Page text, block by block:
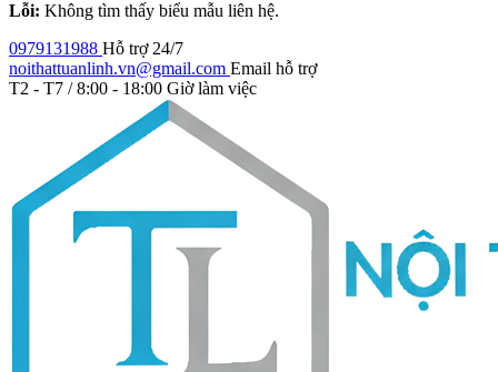
Lỗi: Không tìm thấy biểu mẫu liên hệ.
0979131988 Hỗ trợ 24/7
noithattuanlinh.vn@gmail.com Email hỗ trợ
T2 - T7 / 8:00 - 18:00 Giờ làm việc